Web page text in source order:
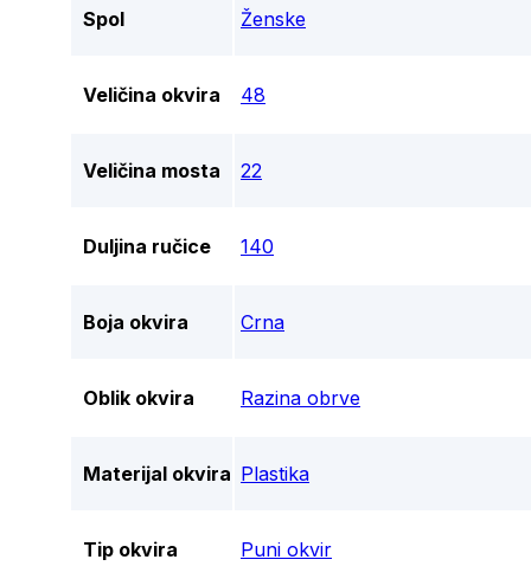
Spol Ženske
Veličina okvira 48
Veličina mosta 22
Duljina ručice 140
Boja okvira Crna
Oblik okvira Razina obrve
Materijal okvira Plastika
Tip okvira Puni okvir